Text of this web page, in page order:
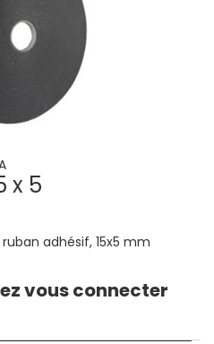
x 5
adhésif, 15x5 mm
vous connecter